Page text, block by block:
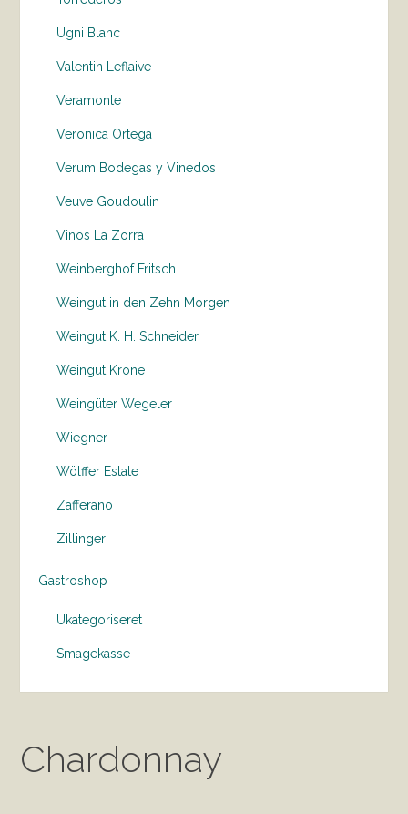
Ugni Blanc
Valentin Leflaive
Veramonte
Veronica Ortega
Verum Bodegas y Vinedos
Veuve Goudoulin
Vinos La Zorra
Weinberghof Fritsch
Weingut in den Zehn Morgen
Weingut K. H. Schneider
Weingut Krone
Weingüter Wegeler
Wiegner
Wölffer Estate
Zafferano
Zillinger
Gastroshop
Ukategoriseret
Smagekasse
Chardonnay